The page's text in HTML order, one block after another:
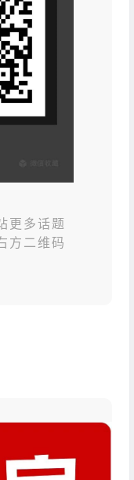
更多话题
方二维码